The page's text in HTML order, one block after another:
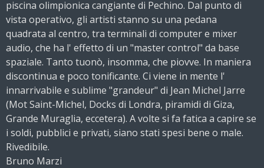
piscina olimpionica cangiante di Pechino. Dal punto di
vista operativo, gli artisti stanno su una pedana
quadrata al centro, tra terminali di computer e mixer
audio, che ha l' effetto di un "master control" da base
spaziale. Tanto tuonò, insomma, che piovve. In maniera
discontinua e poco tonificante. Ci viene in mente l'
innarrivabile e sublime "grandeur" di Jean Michel Jarre
(Mot Saint-Michel, Docks di Londra, piramidi di Giza,
Grande Muraglia, eccetera). A volte si fa fatica a capire se
i soldi, pubblici e privati, siano stati spesi bene o male.
Rivedibile.
Bruno Marzi